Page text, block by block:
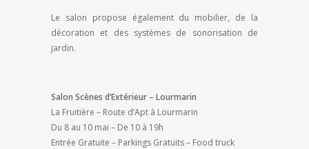
Le salon propose également du mobilier, de la
décoration et des systèmes de sonorisation de
jardin.
Salon Scènes d’Extérieur – Lourmarin
La Fruitière – Route d’Apt à Lourmarin
Du 8 au 10 mai – De 10 à 19h
Entrée Gratuite – Parkings Gratuits – Food truck